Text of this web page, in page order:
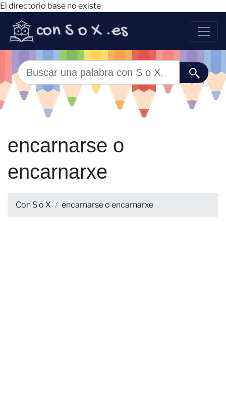
El directorio base no existe
encarnarse o
encarnarxe
Con S o X encarnarse o encarnarxe